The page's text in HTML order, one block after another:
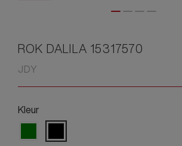
ROK DALILA 15317570
JDY
Kleur